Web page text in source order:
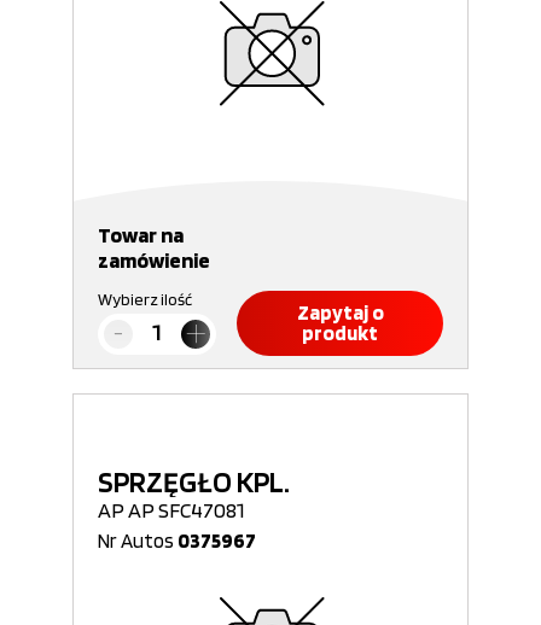
Towar na
zamówienie
Wybierz ilość
Zapytaj o
produkt
SPRZĘGŁO KPL.
AP AP SFC47081
Nr Autos 0375967